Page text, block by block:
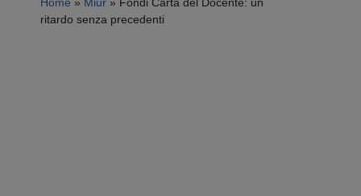
ritardo senza precedenti